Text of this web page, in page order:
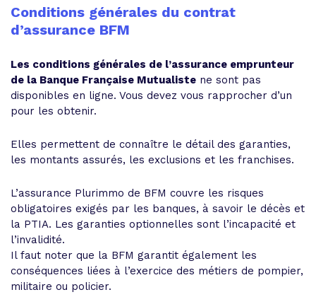
Conditions générales du contrat
d’assurance BFM
Les conditions générales de l’assurance emprunteur
de la Banque Française Mutualiste ne sont pas
disponibles en ligne. Vous devez vous rapprocher d’un
pour les obtenir.
Elles permettent de connaître le détail des garanties,
les montants assurés, les exclusions et les franchises.
L’assurance Plurimmo de BFM couvre les risques
obligatoires exigés par les banques, à savoir le décès et
la PTIA. Les garanties optionnelles sont l’incapacité et
l’invalidité.
Il faut noter que la BFM garantit également les
conséquences liées à l’exercice des métiers de pompier,
militaire ou policier.